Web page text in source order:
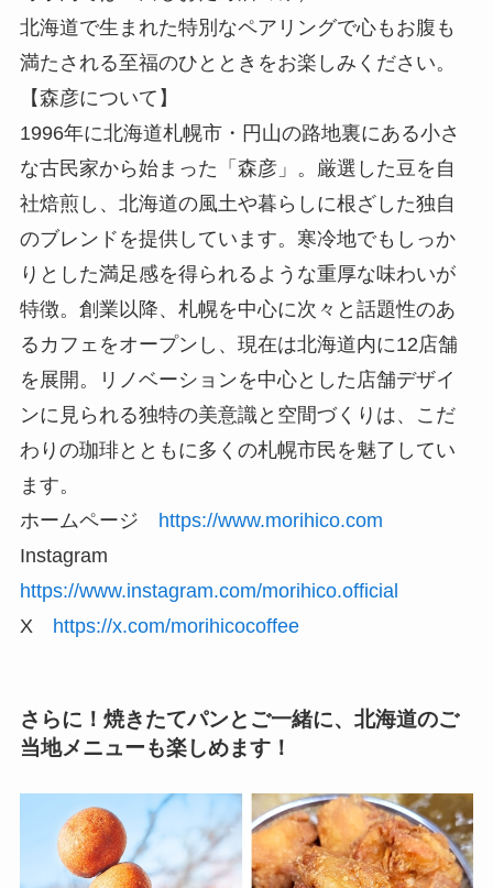
北海道で生まれた特別なペアリングで心もお腹も
満たされる至福のひとときをお楽しみください。
【森彦について】
1996年に北海道札幌市・円山の路地裏にある小さ
な古民家から始まった「森彦」。厳選した豆を自
社焙煎し、北海道の風土や暮らしに根ざした独自
のブレンドを提供しています。寒冷地でもしっか
りとした満足感を得られるような重厚な味わいが
特徴。創業以降、札幌を中心に次々と話題性のあ
るカフェをオープンし、現在は北海道内に12店舗
を展開。リノベーションを中心とした店舗デザイ
ンに見られる独特の美意識と空間づくりは、こだ
わりの珈琲とともに多くの札幌市民を魅了してい
ます。
ホームページ https://www.morihico.com
Instagram
https://www.instagram.com/morihico.official
X https://x.com/morihicocoffee
さらに！焼きたてパンとご一緒に、北海道のご
当地メニューも楽しめます！